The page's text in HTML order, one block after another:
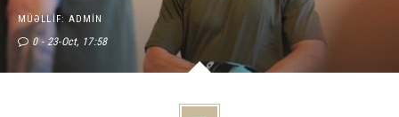
MÜƏLLIF: ADMIN
0 23-Oct, 17:58